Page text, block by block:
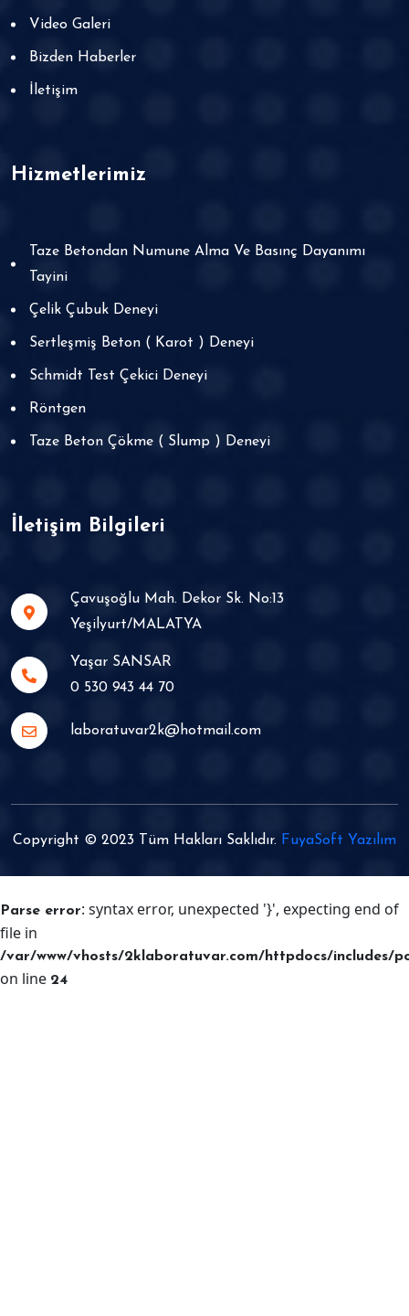
Video Galeri
Bizden Haberler
İletişim
Hizmetlerimiz
Taze Betondan Numune Alma Ve Basınç Dayanımı
Tayini
Çelik Çubuk Deneyi
Sertleşmiş Beton ( Karot ) Deneyi
Schmidt Test Çekici Deneyi
Röntgen
Taze Beton Çökme ( Slump ) Deneyi
İletişim Bilgileri
Çavuşoğlu Mah. Dekor Sk. No:13 Yeşilyurt/MALATYA
Yaşar SANSAR
0 530 943 44 70
laboratuvar2k@hotmail.com
Copyright © 2023 Tüm Hakları Saklıdır. FuyaSoft Yazılım
Parse error: syntax error, unexpected '}', expecting end of
file in
/var/www/vhosts/2klaboratuvar.com/httpdocs/includes/
on line 24